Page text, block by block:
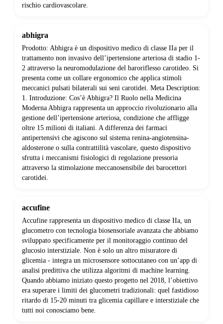
rischio cardiovascolare.
abhigra
Prodotto: Abhigra è un dispositivo medico di classe IIa per il
trattamento non invasivo dell’ipertensione arteriosa di stadio 1-
2 attraverso la neuromodulazione del baroriflesso carotideo. Si
presenta come un collare ergonomico che applica stimoli
meccanici pulsati bilaterali sui seni carotidei. Meta Description:
1. Introduzione: Cos’è Abhigra? Il Ruolo nella Medicina
Moderna Abhigra rappresenta un approccio rivoluzionario alla
gestione dell’ipertensione arteriosa, condizione che affligge
oltre 15 milioni di italiani. A differenza dei farmaci
antipertensivi che agiscono sul sistema renina-angiotensina-
aldosterone o sulla contrattilità vascolare, questo dispositivo
sfrutta i meccanismi fisiologici di regolazione pressoria
attraverso la stimolazione meccanosensibile dei barocettori
carotidei.
accufine
Accufine rappresenta un dispositivo medico di classe IIa, un
glucometro con tecnologia biosensoriale avanzata che abbiamo
sviluppato specificamente per il monitoraggio continuo del
glucosio interstiziale. Non è solo un altro misuratore di
glicemia - integra un microsensore sottocutaneo con un’app di
analisi predittiva che utilizza algoritmi di machine learning.
Quando abbiamo iniziato questo progetto nel 2018, l’obiettivo
era superare i limiti dei glucometri tradizionali: quel fastidioso
ritardo di 15-20 minuti tra glicemia capillare e interstiziale che
tutti noi conosciamo bene.